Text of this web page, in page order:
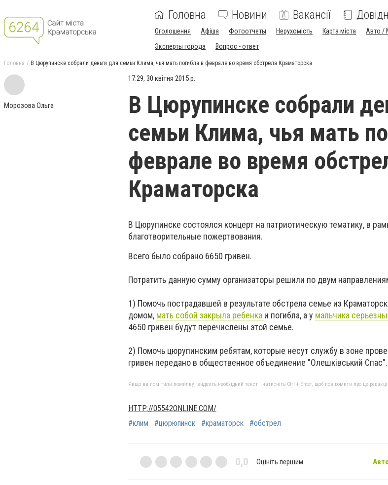
Головна Новини Вакансії
Оголошення Афіша Фотоотчеты Нерухомість Карта міста Авто /
Эксперты города
Вопрос - ответ
Головна В Цюрупинске собрали деньги для семьи Клима, чья мать погибла в феврале во время обстрела Краматорска
Морозова Ольга
17:29, 30 квітня 2015 р.
В Цюрупинске собрали
семьи Клима, чья мать
феврале во время
Краматорска
В Цюрупинске состоялся концерт на патриотическую тематику, в
благотворительные пожертвования.
Всего было собрано 6650 гривен.
Потратить данную сумму организаторы решили по двум
1) Помочь пострадавшей в результате обстрела семье из
домом, мать собой закрыла ребенка и погибла, а у мальчика
4650 гривен будут перечислены этой семье.
2) Помочь цюрупинским ребятам, которые несут службу в зоне
гривен передано в общественное объединение "Олешківський Спас".
Якщо ви помітили помилку, виділіть необхідний текст і натисніть Ctrl + Enter, щоб повідомити про це
HTTP://05542ONLINE.COM/
#клим
#цюрюпинск #краматорск #обстрел
0,0 Оцініть першим